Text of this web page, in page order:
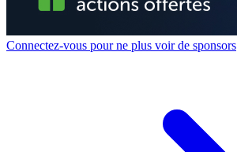
Connectez-vous pour ne plus voir de sponsors